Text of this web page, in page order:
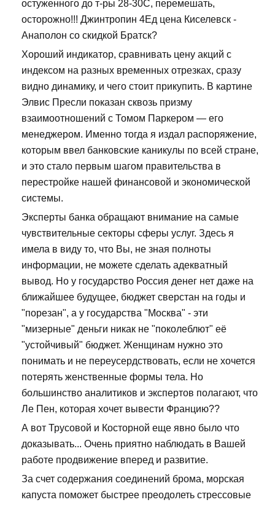
остуженного до т-ры 28-30С, перемешать,
осторожно!!! Джинтропин 4Ед цена Киселевск -
Анаполон со скидкой Братск?
Хороший индикатор, сравнивать цену акций с
индексом на разных временных отрезках, сразу
видно динамику, и чего стоит прикупить. В картине
Элвис Пресли показан сквозь призму
взаимоотношений с Томом Паркером — его
менеджером. Именно тогда я издал распоряжение,
которым ввел банковские каникулы по всей стране,
и это стало первым шагом правительства в
перестройке нашей финансовой и экономической
системы.
Эксперты банка обращают внимание на самые
чувствительные секторы сферы услуг. Здесь я
имела в виду то, что Вы, не зная полноты
информации, не можете сделать адекватный
вывод. Но у государство Россия денег нет даже на
ближайшее будущее, бюджет сверстан на годы и
"порезан", а у государства "Москва" - эти
"мизерные" деньги никак не "поколеблют" её
"устойчивый" бюджет. Женщинам нужно это
понимать и не переусердствовать, если не хочется
потерять женственные формы тела. Но
большинство аналитиков и экспертов полагают, что
Ле Пен, которая хочет вывести Францию??
А вот Трусовой и Косторной еще явно было что
доказывать... Очень приятно наблюдать в Вашей
работе продвижение вперед и развитие.
За счет содержания соединений брома, морская
капуста поможет быстрее преодолеть стрессовые